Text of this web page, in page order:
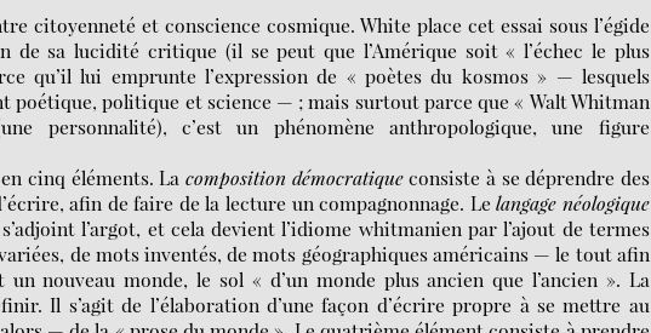
citoyenneté et conscience cosmique. White place cet essai sous l’égide
de sa lucidité critique (il se peut que l’Amérique soit « l’échec le plus
qu’il lui emprunte l’expression de « poètes du kosmos » — lesquels
politique et science — ; mais surtout parce que « Walt Whitman
personnalité), c’est un phénomène anthropologique, une figure
cinq éléments. La composition démocratiqueconsiste à se déprendre des
afin de faire de la lecture un compagnonnage. Lelangage néologique
l’argot, et cela devient l’idiome whitmanien par l’ajout de termes
de mots inventés, de mots géographiques américains — le tout afin
nouveau monde, le sol « d’un monde plus ancien que l’ancien ». La
Il s’agit de l’élaboration d’une façon d’écrire propre à se mettre au